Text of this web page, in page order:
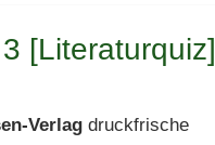
[Literaturquiz]
Verlagdruckfrische